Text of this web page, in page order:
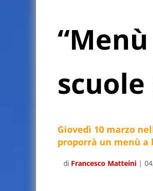
Giovedì 10 marzo
proporrà un menù
di Francesco Matteini |